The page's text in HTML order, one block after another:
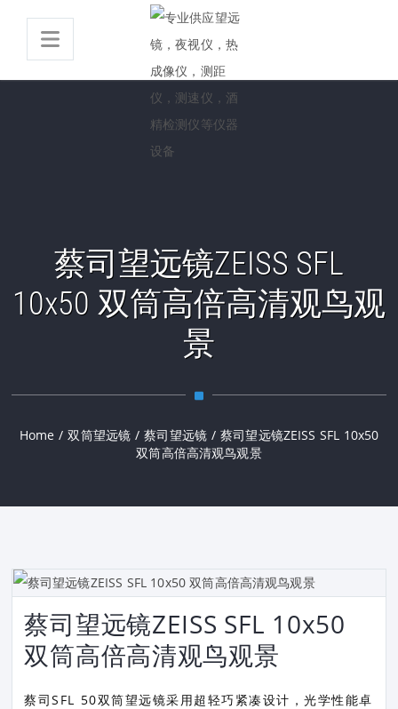
蔡司望远镜ZEISS SFL
10x50 双筒高倍高清观鸟观
景
Home / 双筒望远镜 / 蔡司望远镜 / 蔡司望远镜ZEISS SFL 10x50
双筒高倍高清观鸟观景
蔡司望远镜ZEISS SFL 10x50
双筒高倍高清观鸟观景
蔡司SFL 50双筒望远镜采用超轻巧紧凑设计，光学性能卓